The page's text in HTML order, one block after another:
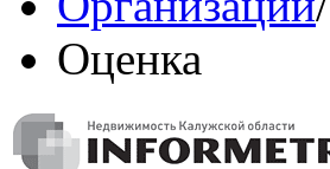
Оценка